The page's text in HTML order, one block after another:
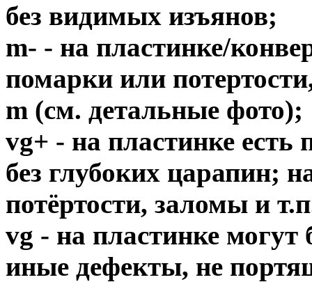
без видимых изъянов;
m- - на пластинке/
помарки или
m (см. детальные фото);
vg+ - на пластинке есть
без глубоких царапин;
потёртости, заломы и
vg - на пластинке
иные дефекты, не